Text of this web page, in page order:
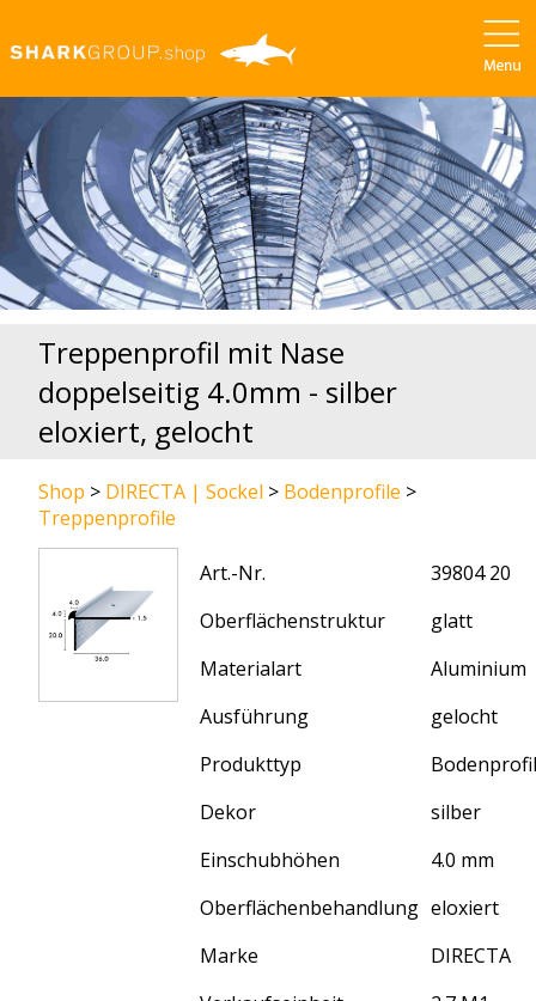
Treppenprofil mit Nase
doppelseitig 4.0mm - silber
eloxiert, gelocht
Shop > DIRECTA | Sockel > Bodenprofile >
Treppenprofile
Art.-Nr.
39804 20
Oberflächenstruktur
glatt
Materialart
Aluminium
Ausführung
gelocht
Produkttyp
Dekor
silber
Einschubhöhen
4.0 mm
Oberflächenbehandlung eloxiert
Marke
DIRECTA